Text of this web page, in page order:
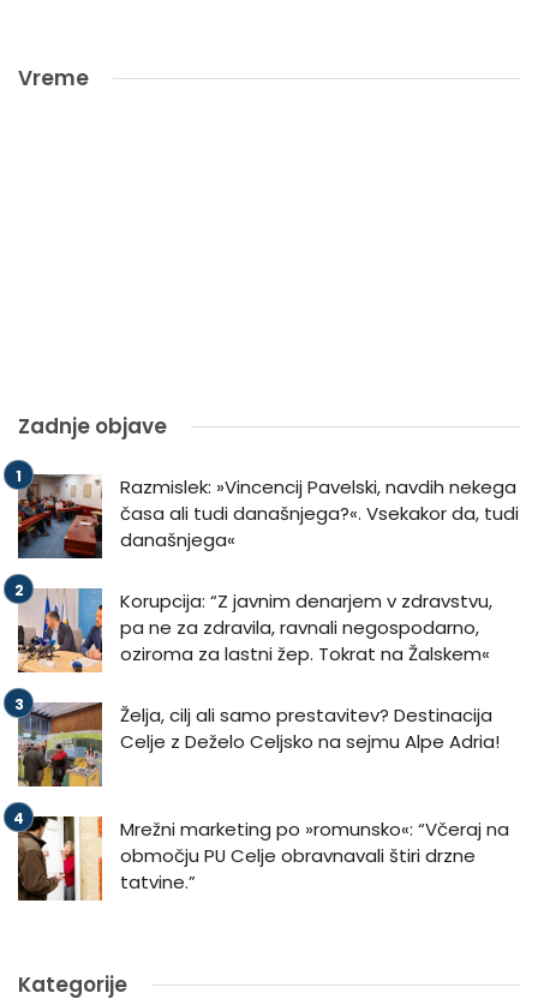
Vreme
Zadnje objave
Razmislek: »Vincencij Pavelski, navdih nekega
časa ali tudi današnjega?«. Vsekakor da, tudi
današnjega«
Korupcija: “Z javnim denarjem v zdravstvu,
pa ne za zdravila, ravnali negospodarno,
oziroma za lastni žep. Tokrat na Žalskem«
Želja, cilj ali samo prestavitev? Destinacija
Celje z Deželo Celjsko na sejmu Alpe Adria!
Mrežni marketing po »romunsko«: “Včeraj na
območju PU Celje obravnavali štiri drzne
tatvine.”
Kategorije